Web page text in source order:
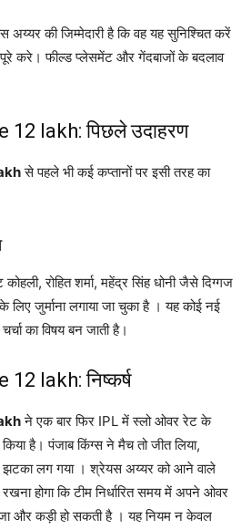
की जिम्मेदारी है कि वह यह सुनिश्चित करें
करे। फील्ड प्लेसमेंट और गेंदबाजों के बदलाव
12 lakh: पिछले उदाहरण
से पहले भी कई कप्तानों पर इसी तरह का
रोहित शर्मा, महेंद्र सिंह धोनी जैसे दिग्गज
लिए जुर्माना लगाया जा चुका है । यह कोई नई
का विषय बन जाती है।
lakh: निष्कर्ष
ने एक बार फिर IPL में स्लो ओवर रेट के
है। पंजाब किंग्स ने मैच तो जीत लिया,
झटका लग गया । श्रेयस अय्यर को आने वाले
होगा कि टीम निर्धारित समय में अपने ओवर
और कड़ी हो सकती है । यह नियम न केवल